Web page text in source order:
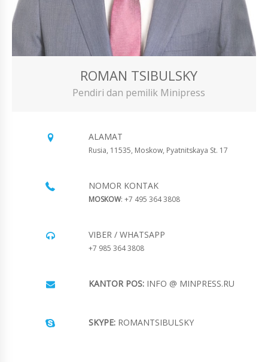
ROMAN TSIBULSKY
Pendiri dan pemilik Minipress
ALAMAT
Rusia, 11535, Moskow, Pyatnitskaya St. 17
NOMOR KONTAK
MOSKOW: +7 495 364 3808
VIBER / WHATSAPP
+7 985 364 3808
KANTOR POS: INFO @ MINPRESS.RU
SKYPE: ROMANTSIBULSKY